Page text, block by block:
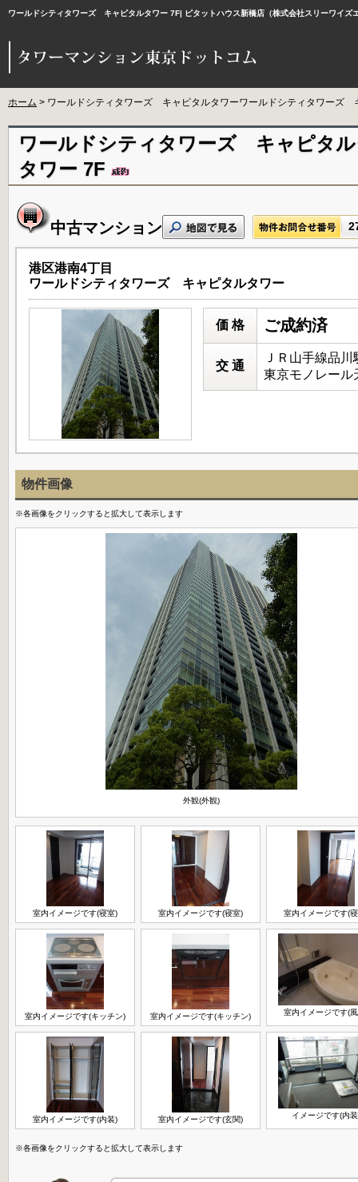
ワールドシティタワーズ キャピタルタワー 7F| ピタットハウス新橋店（株式会社スリーワイズ
ホーム > ワールドシティタワーズ キャピタルタワーワールドシティタワーズ
ワールドシティタワーズ キャピタ
タワー 7F
中古マンション
港区港南4丁目
ワールドシティタワーズ キャピタルタワー
価 格 ご成約済
交 通
ＪＲ山手線品
東京モノレール
物件画像
※各画像をクリックすると拡大して表示します
外観(外観)
室内イメージです(寝室) 室内イメージです(寝室) 室内イメージです(
室内イメージです(キッチン) 室内イメージです(キッチン) 室内イメージです(
室内イメージです(内装) 室内イメージです(玄関) イメージです(内
※各画像をクリックすると拡大して表示します